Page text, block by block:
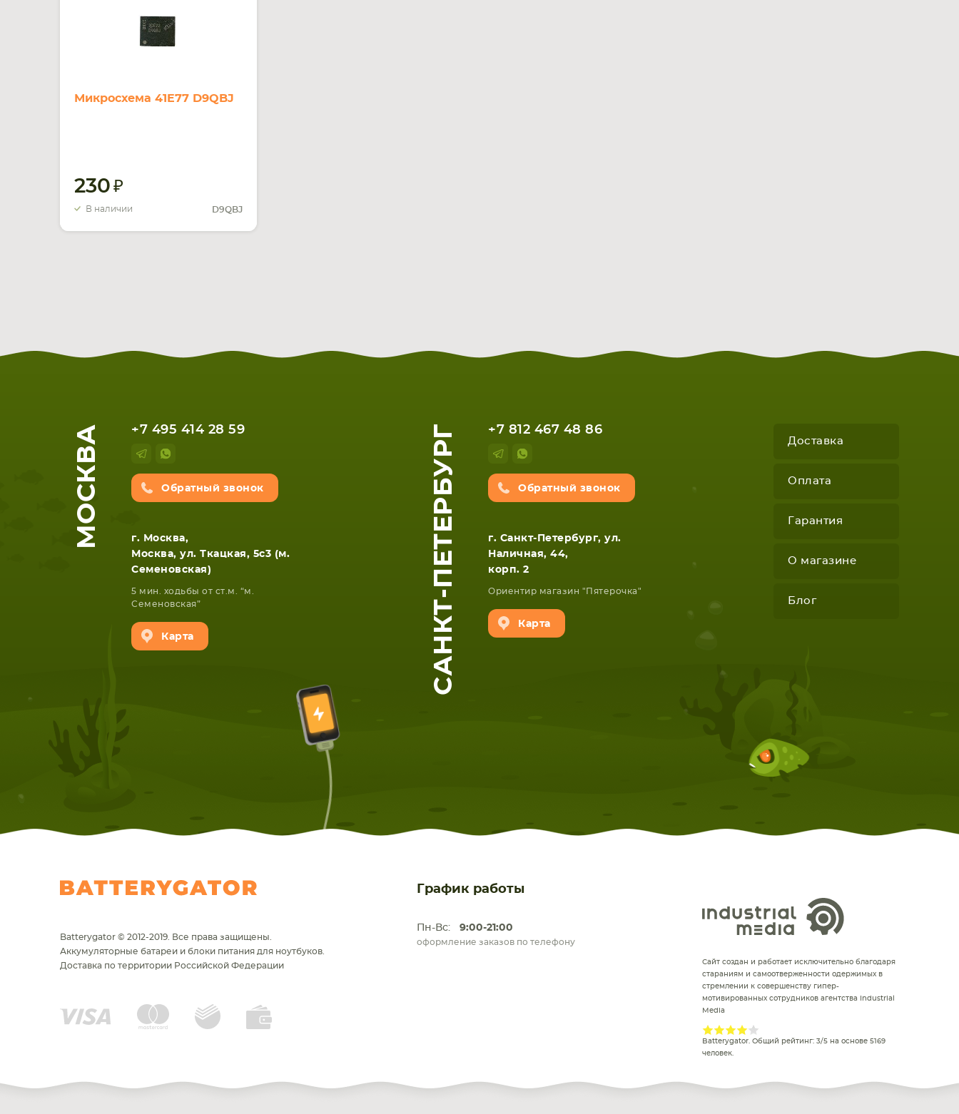
КОМПЛЕКТУЮЩИЕ
Микросхема 41E77 D9QBJ
230
В наличии D9QBJ
МОСКВА +7 495 414 28 59
Обратный звонок
г. Москва,
Москва, ул. Ткацкая, 5с3 (м.
Семеновская)
5 мин. ходьбы от ст.м. “м.
Семеновская”
Карта САНКТ-ПЕТЕРБУРГ +7 812 467 48 86
Обратный звонок
г. Санкт-Петербург, ул.
Наличная, 44,
корп. 2
Ориентир магазин "Пятерочка"
Карта
Доставка
Оплата
Гарантия
О магазине
Блог
График работы
Пн-Вс: 9:00-21:00
оформление заказов по телефону
Batterygator © 2012-2019. Все права защищены.
Аккумуляторные батареи и блоки питания для ноутбуков.
Доставка по территории Российской Федерации
Сайт создан и работает исключительно благодаря
стараниям и самоотверженности одержимых в
стремлении к совершенству гипер-
мотивированных сотрудников агентства Industrial
Media
Batterygator. Общий рейтинг: 3/5 на основе 5169
человек.